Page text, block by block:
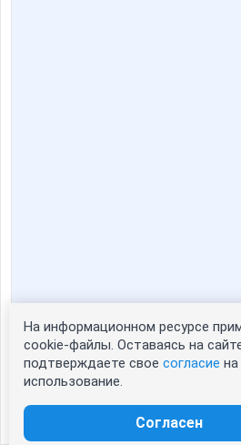
Статистика портрета:
сейчас просматривают портрет - 0
зарегистрированные пользователи
На информационном ресурсе
cookie-файлы. Оставаясь на
подтверждаете свое согласие на
использование.
Согласен